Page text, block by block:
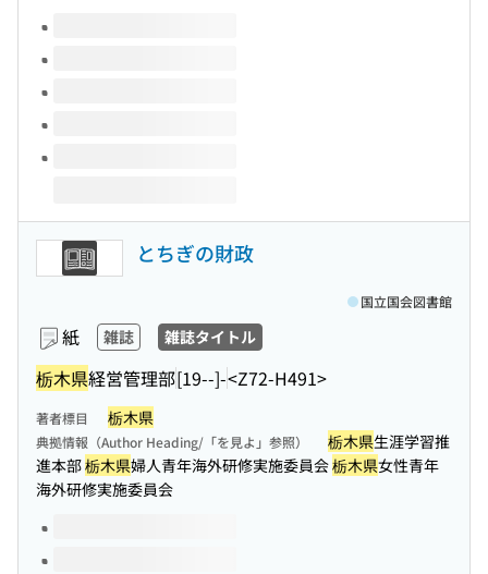
このタイトルの巻号
とちぎの財政
紙 雑誌 雑誌タイトル
栃木県経営管理部[19--]-<Z72-H491>
国立国会図書館
著者標目 栃木県
典拠情報（Author Heading/「を見よ」参照） 栃木県生涯学習推
進本部栃木県婦人青年海外研修実施委員会栃木県女性青年
海外研修実施委員会
このタイトルの巻号